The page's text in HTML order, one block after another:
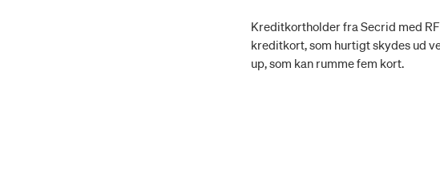
Kreditkortholder fra Secrid med
kreditkort, som hurtigt skydes ud
up, som kan rumme fem kort.